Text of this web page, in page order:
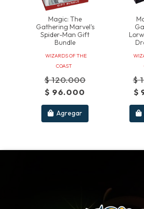
Magic: The
Gathering Marvel's
Spider-Man Gift
Bundle
WIZARDS OF THE
COAST
$ 120.000
$ 96.000
Agregar
$
$